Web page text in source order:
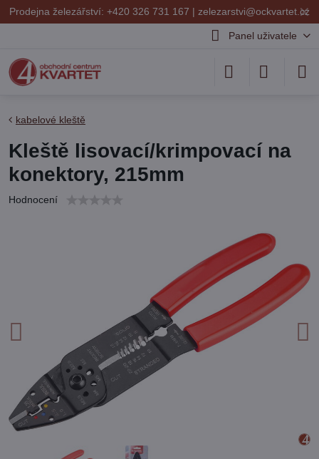
✕
Prodejna železářství: +420 326 731 167 | zelezarstvi@ockvartet.cz
Panel uživatele
kabelové kleště
Kleště lisovací/krimpovací na
konektory, 215mm
Hodnocení